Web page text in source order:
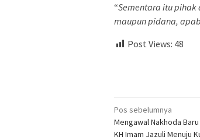
“Sementara itu pihak
maupun pidana,
Post Views: 48
Navigasi
pos
Pos sebelumnya
Mengawal Nakhoda
KH Imam Jazuli Menuju